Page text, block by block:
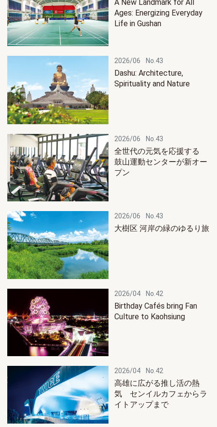
A New Landmark for All
Ages: Energizing Everyday
Life in Gushan
2026/06 No.43
Dashu: Architecture,
Spirituality and Nature
2026/06 No.43
全世代の元気を応援する
鼓山運動センターが新オー
プン
2026/06 No.43
大樹区 河岸の緑のゆるり旅
2026/04 No.42
Birthday Cafés bring Fan
Culture to Kaohsiung
2026/04 No.42
高雄に広がる推し活の熱
気 センイルカフェからラ
イトアップまで